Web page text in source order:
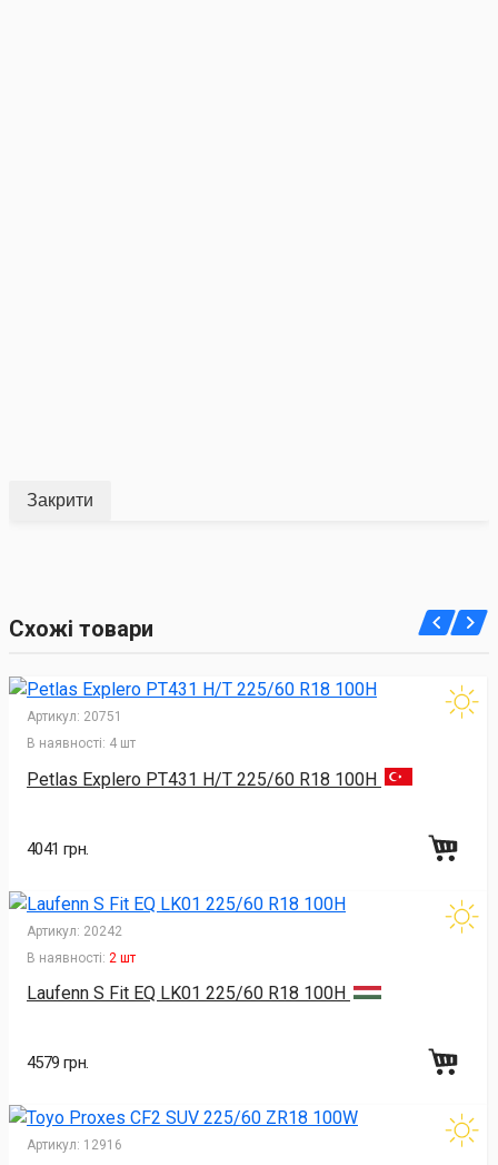
Закрити
Схожі товари
Артикул: 20751
В наявності: 4 шт
Petlas Explero PT431 H/T 225/60 R18 100H
4041 грн.
Артикул: 20242
В наявності: 2 шт
Laufenn S Fit EQ LK01 225/60 R18 100H
4579 грн.
Артикул: 12916